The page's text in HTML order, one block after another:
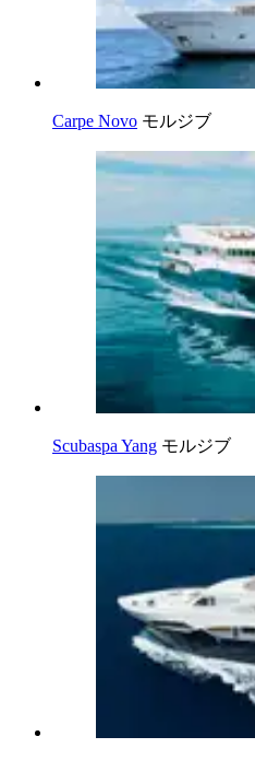
Carpe Novo モルジブ
Scubaspa Yang モルジブ